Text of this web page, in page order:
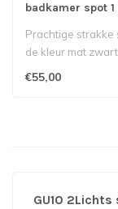
badkamer spot
Prachtige strakke
de kleur mat zwart
€55,00
GU10